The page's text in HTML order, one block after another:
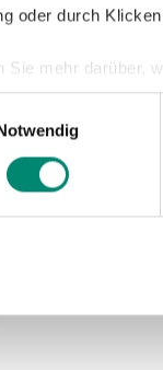
oder durch
Sie mehr darüber,
fest.
Zugriffe auf unsere
Talents
kreative